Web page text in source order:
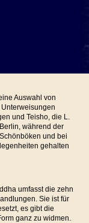
Auswahl von
und Teisho, die L.
während der
und bei
gehalten
umfasst die zehn
Sie ist für
es gibt die
ganz zu widmen.